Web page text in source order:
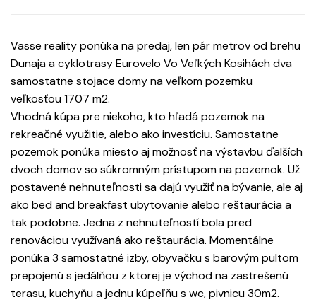
Vasse reality ponúka na predaj, len pár metrov od brehu
Dunaja a cyklotrasy Eurovelo Vo Veľkých Kosihách dva
samostatne stojace domy na veľkom pozemku
veľkosťou 1707 m2.
Vhodná kúpa pre niekoho, kto hľadá pozemok na
rekreačné využitie, alebo ako investíciu. Samostatne
pozemok ponúka miesto aj možnosť na výstavbu ďalších
dvoch domov so súkromným prístupom na pozemok. Už
postavené nehnuteľnosti sa dajú využiť na bývanie, ale aj
ako bed and breakfast ubytovanie alebo reštaurácia a
tak podobne. Jedna z nehnuteľností bola pred
renováciou využívaná ako reštaurácia. Momentálne
ponúka 3 samostatné izby, obyvačku s barovým pultom
prepojenú s jedálňou z ktorej je východ na zastrešenú
terasu, kuchyňu a jednu kúpeľňu s wc, pivnicu 30m2.